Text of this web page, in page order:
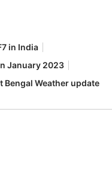
in India
January 2023
Bengal Weather update